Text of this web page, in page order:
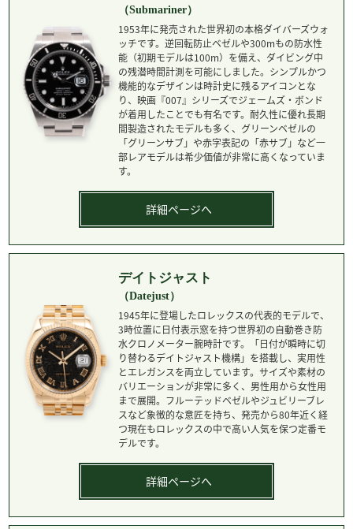
（Submariner）
1953年に発売された世界初の本格ダイバーズウォ
ッチです。逆回転防止ベゼルや300mもの防水性
能（初期モデルは100m）を備え、ダイビング中
の残潜時間計測を可能にしました。シンプルかつ
機能的なデザインは時計史に残るアイコンとな
り、映画『007』シリーズでジェームズ・ボンド
が着用したことでも有名です。耐久性に優れ長期
間製造されたモデルも多く、グリーンベゼルの
「グリーンサブ」や赤字表記の「赤サブ」など一
部レアモデルは希少価値が非常に高くなっていま
す。
詳細ページへ
デイトジャスト
（Datejust）
1945年に登場したロレックスの代表的モデルで、
3時位置に日付表示窓を持つ世界初の自動巻き防
水クロノメーター腕時計です。「日付が瞬時に切
り替わるデイトジャスト機構」を搭載し、実用性
とエレガンスを両立しています。サイズや素材の
バリエーションが非常に多く、男性用から女性用
まで展開。フルーテッドベゼルやジュビリーブレ
スなど象徴的な意匠を持ち、発売から80年近く経
つ現在もロレックスの中で高い人気を保つ定番モ
デルです。
詳細ページへ